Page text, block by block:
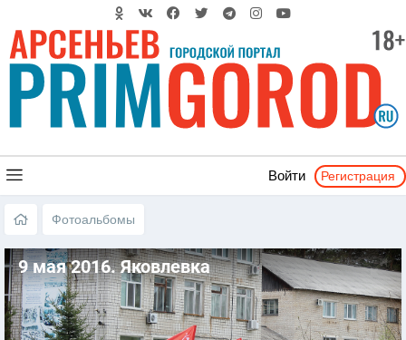
Войти Регистрация
Фотоальбомы
9 мая 2016. Яковлевка